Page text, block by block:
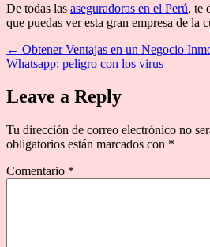
De todas las aseguradoras en el Perú, te
que puedas ver esta gran empresa de la
← Obtener Ventajas en un Negocio
Whatsapp: peligro con los virus
Leave a Reply
Tu dirección de correo electrónico no
obligatorios están marcados con *
Comentario *